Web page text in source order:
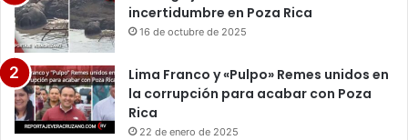
incertidumbre en Poza Rica
16 de octubre de 2025
Lima Franco y «Pulpo» Remes unidos en
la corrupción para acabar con Poza
Rica
22 de enero de 2025